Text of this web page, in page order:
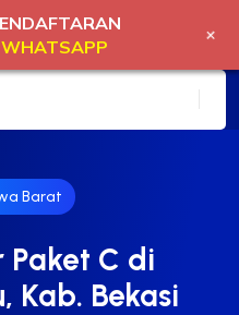
Barat
C di
Kab. Bekasi
+